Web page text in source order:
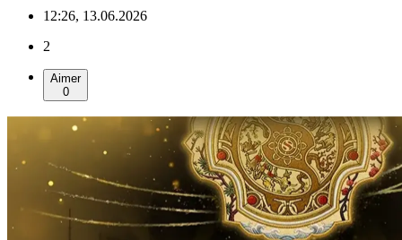
12:26, 13.06.2026
2
Aimer
0